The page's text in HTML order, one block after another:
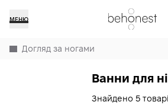
МЕНЮ
Догляд за ногами
Ванни для
Знайдено 5